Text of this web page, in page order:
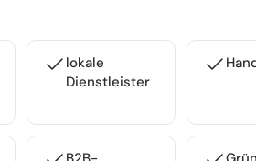
lokale
Dienstleister